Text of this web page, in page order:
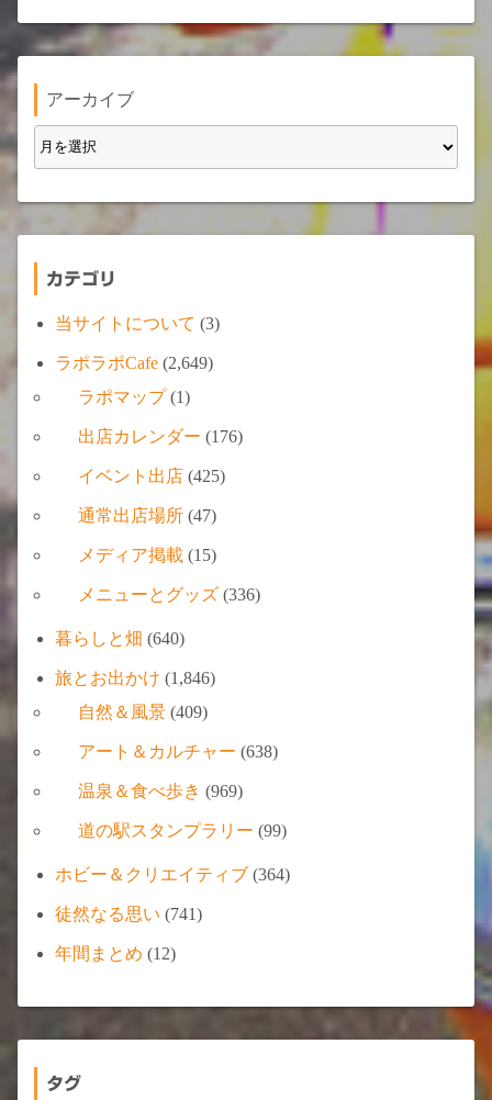
アーカイブ
カテゴリ
当サイトについて (3)
ラポラポCafe (2,649)
ラポマップ(1)
出店カレンダー (176)
イベント出店 (425)
通常出店場所 (47)
メディア掲載 (15)
メニューとグッズ (336)
暮らしと畑 (640)
旅とお出かけ (1,846)
自然＆風景 (409)
アート＆カルチャー (638)
温泉＆食べ歩き (969)
道の駅スタンプラリー (99)
ホビー＆クリエイティブ (364)
徒然なる思い (741)
年間まとめ (12)
タグ